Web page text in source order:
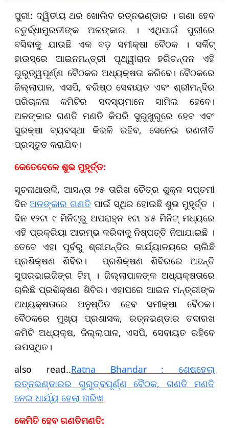
ପୁରୀ: ଦ୍ୱିତୀୟ ଥର ଖୋଲିବ ରତ୍ନଭଣ୍ଡାର । ଗଣା ହେବ
ଚତୁର୍ଦ୍ଧାମୁରତୀଙ୍କ ଅଳଙ୍କାର । ଏଥିପାଇଁ ପୁରୀରେ
ବସିବାକୁ ଯାଉଛି ଏକ ବଡ଼ ସମୀକ୍ଷା ବୈଠକ । ସର୍କିଟ୍
ହାଉସ୍‌ରେ ଆଇନମନ୍ତ୍ରୀ ପୃଥ୍ୱୀରାଜ ହରିଚନ୍ଦନ ଏହି
ଗୁରୁତ୍ୱପୂର୍ଣ୍ଣ ବୈଠକର ଅଧ୍ୟକ୍ଷତା କରିବେ। ବୈଠକରେ
ଜିଲ୍ଲାପାଳ, ଏସପି, ବରିଷ୍ଠ ସେବାୟତ ଏବଂ ଶ୍ରୀମନ୍ଦିର
ପରିଚାଳନା କମିଟିର ସଦସ୍ୟମାନେ ସାମିଲ ହେବେ।
ଅଳଙ୍କାର ଗଣତି ମଣତି କିପରି ସୁରୁଖୁରୁରେ ହେବ ଏବଂ
ସୁରକ୍ଷା ବ୍ୟବସ୍ଥା କିଭଳି ରହିବ, ସେନେଇ ରଣନୀତି
ପ୍ରସ୍ତୁତ କରାଯିବ।
କେତେବେଳେ ଶୁଭ ମୁହୂର୍ତ୍ତ:
ସୂଚନାଥାଉକି, ଆସନ୍ତା ୨୫ ତାରିଖ ଚୈତ୍ର ଶୁକ୍ଳ ସପ୍ତମୀ
ଦିନ ଅଳଙ୍କାର ଗଣତି ପାଇଁ ସ୍ଥିର ହୋଇଛି ଶୁଭ ମୁହୂର୍ତ୍ତ ।
ଦିନ ୧୨ଟା ୯ ମିନିଟ୍‌ରୁ ଅପରାହ୍ନ ୧ଟା ୪୫ ମିନିଟ୍ ମଧ୍ୟରେ
ଏହି ପ୍ରକ୍ରିୟା ଆରମ୍ଭ କରିବାକୁ ନିଷ୍ପତ୍ତି ନିଆଯାଇଛି ।
ତେବେ ଏହା ପୂର୍ବରୁ ଶ୍ରୀମନ୍ଦିର କାର୍ଯ୍ୟାଳୟରେ ଚାଲିଛି
ପ୍ରଶିକ୍ଷଣ ଶିବିର। ପ୍ରଶିକ୍ଷଣ ଶିବିରରେ ଅଛନ୍ତି
ସୁପରଭାଇଜିଙ୍ଗ ଟିମ୍ । ଜିଲ୍ଲାପାଳଙ୍କ ଅଧ୍ୟକ୍ଷତାରେ
ଚାଲିଛି ପ୍ରଶିକ୍ଷଣ ଶିବିର। ଏହାପରେ ଆଇନ ମନ୍ତ୍ରୀଙ୍କ
ଅଧ୍ୟକ୍ଷତାରେ ଅନୁଷ୍ଠିତ ହେବ ସମୀକ୍ଷା ବୈଠକ।
ବୈଠକରେ ମୁଖ୍ୟ ପ୍ରଶାସକ, ରତ୍ନଭଣ୍ଡାର ତଦାରଖ
କମିଟି ଅଧ୍ୟକ୍ଷ, ଜିଲ୍ଲାପାଳ, ଏସପି, ସେବାୟତ ରହିବେ
ଉପସ୍ଥିତ।
also read..Ratna Bhandar : ଶେଷହେଲା
ରତ୍ନଭଣ୍ଡାରର ଗୁରୁତ୍ବପୂର୍ଣ୍ଣ ବୈଠକ, ଗଣତି ମଣତି
ନେଇ ଧାର୍ଯ୍ୟ ହେଲା ତାରିଖ
କେମିତି ହେବ ଗଣତିମଣତି: